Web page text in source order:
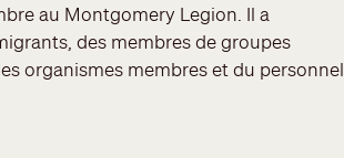
au Montgomery Legion. Il a
des membres de groupes
organismes membres et du personnel